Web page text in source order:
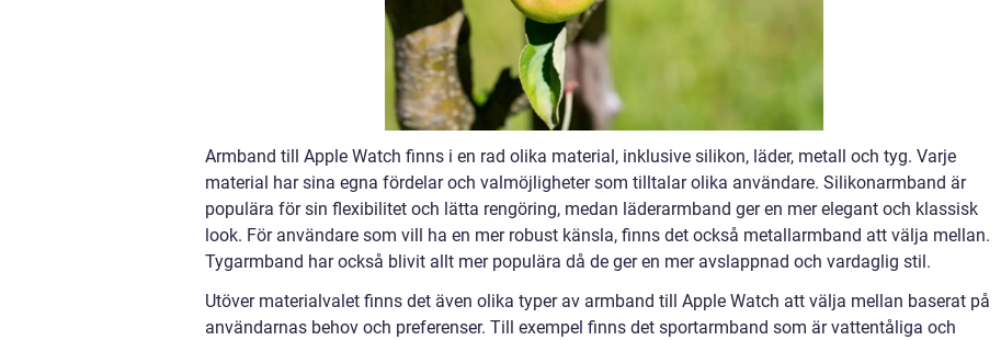
Armband till Apple Watch finns i en rad olika material, inklusive silikon, läder, metall och tyg. Varje
material har sina egna fördelar och valmöjligheter som tilltalar olika användare. Silikonarmband är
populära för sin flexibilitet och lätta rengöring, medan läderarmband ger en mer elegant och klassisk
look. För användare som vill ha en mer robust känsla, finns det också metallarmband att välja mellan.
Tygarmband har också blivit allt mer populära då de ger en mer avslappnad och vardaglig stil.
Utöver materialvalet finns det även olika typer av armband till Apple Watch att välja mellan baserat på
användarnas behov och preferenser. Till exempel finns det sportarmband som är vattentåliga och